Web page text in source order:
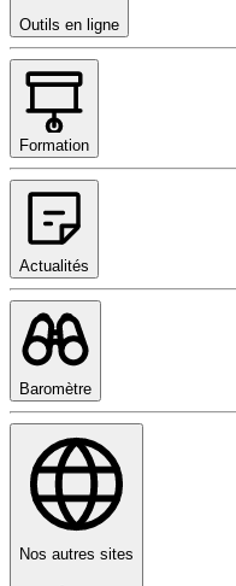
Outils en ligne
Formation
Actualités
Baromètre
Nos autres sites